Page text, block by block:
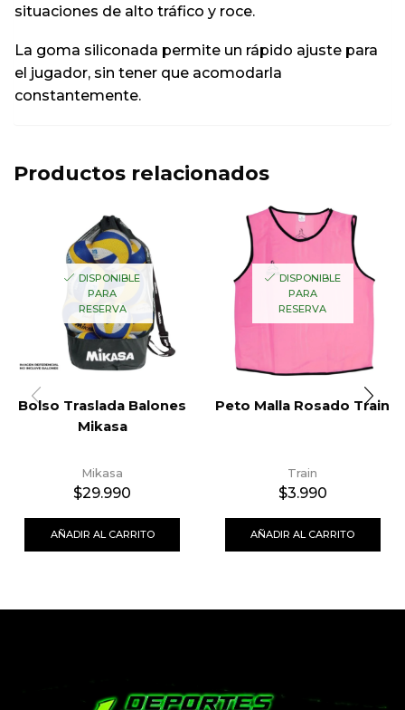
situaciones de alto tráfico y roce.
La goma siliconada permite un rápido ajuste para
el jugador, sin tener que acomodarla
constantemente.
Productos relacionados
DISPONIBLE
PARA
RESERVA
Bolso Traslada Balones
Mikasa
Mikasa
$29.990
AÑADIR AL CARRITO
DISPONIBLE
PARA
RESERVA
Peto Malla Rosado Train
Train
$3.990
AÑADIR AL CARRITO